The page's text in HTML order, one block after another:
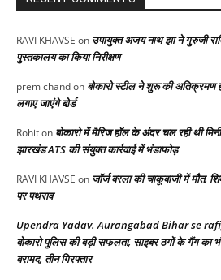
RAVI KHAVSE on उपायुक्त अजय नाथ झा ने गुरुजी
पुस्तकालय का किया निरीक्षण
prem chandon बोकारो स्टील ने शुरू की अतिक्रमण
लगाए जाएंगे बोर्ड
Rohiton बोकारो में मैरिज हॉल के अंदर चल रही थी
झारखंड ATS की संयुक्त कार्रवाई में भंडाफोड़
RAVI KHAVSE on जॉर्ज बरला की चाकूबाजी में मौत,
पर पथराव
Upendra Yadav. Aurangabad Bihar se
बोकारो पुलिस की बड़ी सफलता, साइबर ठगों के गैंग
बरामद, तीन गिरफ्तार